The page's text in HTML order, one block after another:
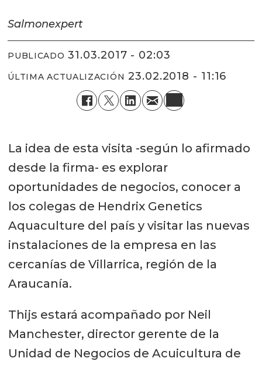
Salmonexpert
PUBLICADO 31.03.2017 - 02:03
ÚLTIMA ACTUALIZACIÓN 23.02.2018 - 11:16
La idea de esta visita -según lo afirmado
desde la firma- es explorar
oportunidades de negocios, conocer a
los colegas de Hendrix Genetics
Aquaculture del país y visitar las nuevas
instalaciones de la empresa en las
cercanías de Villarrica, región de la
Araucanía.
Thijs estará acompañado por Neil
Manchester, director gerente de la
Unidad de Negocios de Acuicultura de